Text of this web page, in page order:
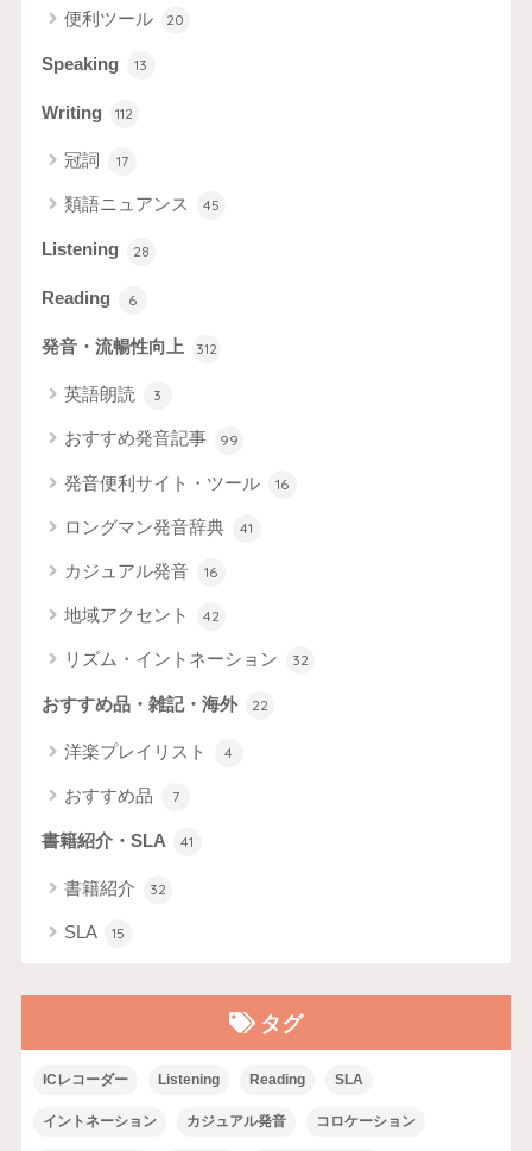
便利ツール 20
Speaking 13
Writing 112
冠詞 17
類語ニュアンス 45
Listening 28
Reading 6
発音・流暢性向上 312
英語朗読 3
おすすめ発音記事 99
発音便利サイト・ツール 16
ロングマン発音辞典 41
カジュアル発音 16
地域アクセント 42
リズム・イントネーション 32
おすすめ品・雑記・海外 22
洋楽プレイリスト 4
おすすめ品 7
書籍紹介・SLA 41
書籍紹介 32
SLA 15
タグ
ICレコーダー Listening Reading SLA
イントネーション カジュアル発音 コロケーション